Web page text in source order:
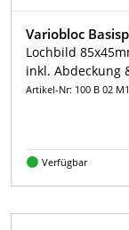
Variobloc
Lochbild
inkl. Abdeckung
Artikel-Nr: 100 B 02
Verfügbar